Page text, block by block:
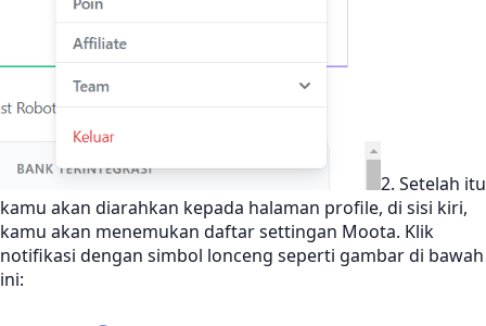
2. Setelah itu
kamu akan diarahkan kepada halaman profile, di sisi kiri,
kamu akan menemukan daftar settingan Moota. Klik
notifikasi dengan simbol lonceng seperti gambar di bawah
ini: